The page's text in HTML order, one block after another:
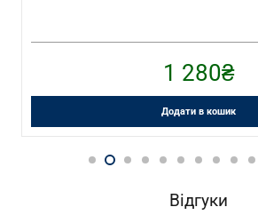
1 280₴
Додати в кошик
Відгуки